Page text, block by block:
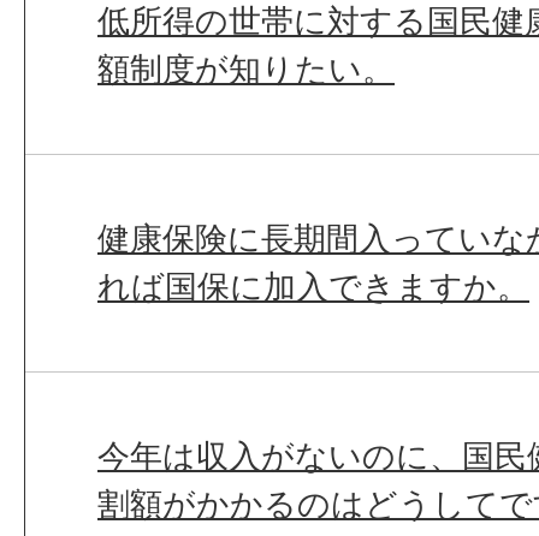
低所得の世帯に対する国民健
額制度が知りたい。
健康保険に長期間入ってい
れば国保に加入できますか。
今年は収入がないのに、国民
割額がかかるのはどうして